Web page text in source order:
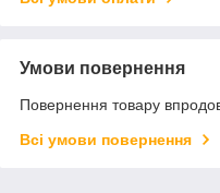
Умови повернення
Повернення товару
Всі умови повернення